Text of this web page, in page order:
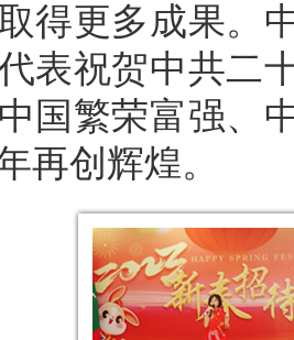
得更多成果。
表祝贺中共二
国繁荣富强、
再创辉煌。